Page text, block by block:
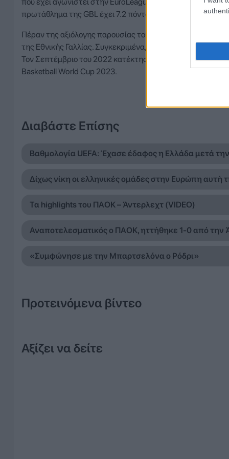
που έχει αγωνιστεί στην EuroLeague μετράει 7.3
πρωτάθλημα της GBL έχει 7.2 πόντους, 4.8 ριμπάουντ,
Πέραν της αξιόλογης παρουσίας του σε συλλογικό
της Εθνικής Γαλλίας. Συγκεκριμένα, συμμετείχε στους
Τον Σεπτέμβριο του 2022 κατέκτησε ένα ακόμα ασημένιο
Basketball World Cup 2023.
Διαβάστε Επίσης
Βαθμολογία UEFA: Έχασε έδαφος η Ελλάδα μετά
Δίχως νίκη οι ελληνικές ομάδες στην Ευρώπη αυτή
Τα highlights του ΠΑΟΚ – Άντερλεχτ (VIDEO)
Αναποτελεσματικός ο ΠΑΟΚ, ηττήθηκε 1-0 από την
«Συμφώνησε με την Μπαρτσελόνα ο Ρόδρι»
Προτεινόμενα βίντεο
Αξίζει να δείτε